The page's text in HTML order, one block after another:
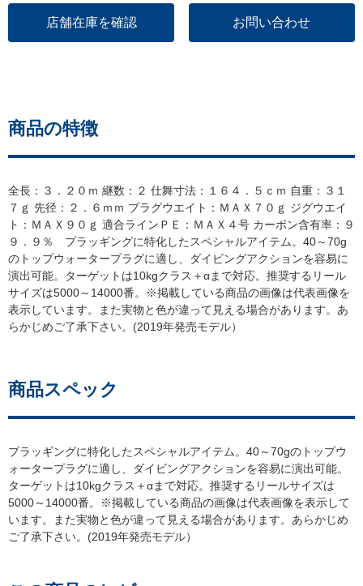
店舗在庫を確認 お問い合わせ
商品の特徴
全長：３．２０ｍ 継数：２ 仕舞寸法：１６４．５ｃｍ 自重：３１
７ｇ 先径：２．６ｍｍ プラグウエイト：ＭＡＸ７０ｇ ジグウエイ
ト：ＭＡＸ９０ｇ 適合ラインＰＥ：ＭＡＸ４号 カーボン含有率：９
９．９％ プラッギングに特化したスペシャルアイテム。40～70g
のトップウォータープラグに適し、ダイビングアクションを容易に
演出可能。ターゲットは10kgクラス＋αまで対応。推奨するリール
サイズは5000～14000番。※掲載している商品の画像は代表画像を
表示しています。また実物と色が違って見える場合があります。あ
らかじめご了承下さい。(2019年発売モデル）
商品スペック
プラッギングに特化したスペシャルアイテム。40～70gのトップウ
ォータープラグに適し、ダイビングアクションを容易に演出可能。
ターゲットは10kgクラス＋αまで対応。推奨するリールサイズは
5000～14000番。※掲載している商品の画像は代表画像を表示して
います。また実物と色が違って見える場合があります。あらかじめ
ご了承下さい。(2019年発売モデル）